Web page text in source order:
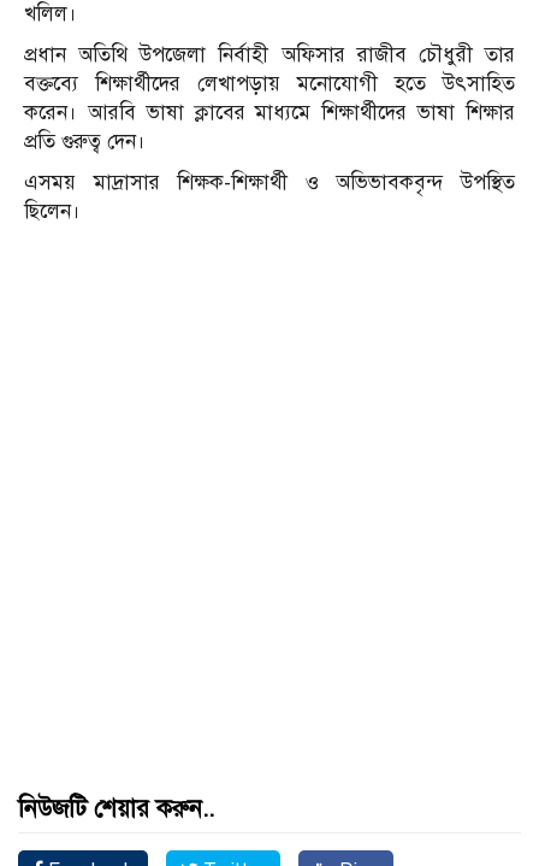
খলিল।
প্রধান অতিথি উপজেলা নির্বাহী অফিসার রাজীব চৌধুরী তার
বক্তব্যে শিক্ষার্থীদের লেখাপড়ায় মনোযোগী হতে উৎসাহিত
করেন। আরবি ভাষা ক্লাবের মাধ্যমে শিক্ষার্থীদের ভাষা শিক্ষার
প্রতি গুরুত্ব দেন।
এসময় মাদ্রাসার শিক্ষক-শিক্ষার্থী ও অভিভাবকবৃন্দ উপস্থিত
ছিলেন।
নিউজটি শেয়ার করুন..